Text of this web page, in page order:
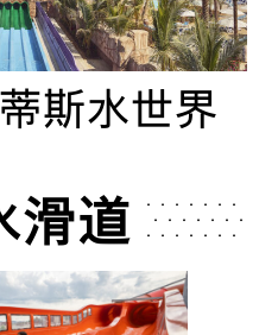
斯水世界
滑道